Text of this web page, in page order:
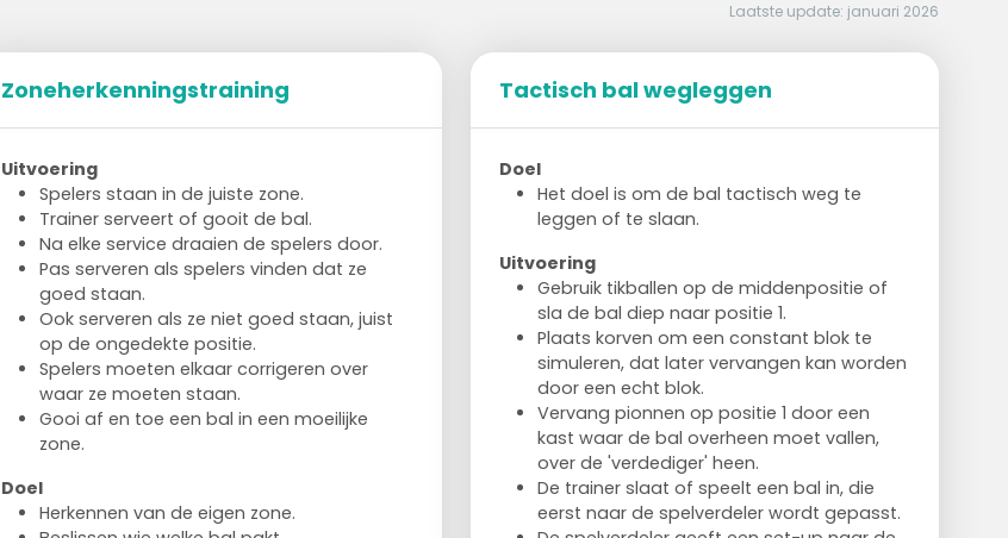
Laatste update: januari 2026
Zoneherkenningstraining
Uitvoering
Spelers staan in de juiste zone.
Trainer serveert of gooit de bal.
Na elke service draaien de spelers door.
Pas serveren als spelers vinden dat ze
goed staan.
Ook serveren als ze niet goed staan, juist
op de ongedekte positie.
Spelers moeten elkaar corrigeren over
waar ze moeten staan.
Gooi af en toe een bal in een moeilijke
zone.
Doel
Herkennen van de eigen zone.
Tactisch bal wegleggen
Doel
Het doel is om de bal tactisch weg te
leggen of te slaan.
Uitvoering
Gebruik tikballen op de middenpositie of
sla de bal diep naar positie 1.
Plaats korven om een constant blok te
simuleren, dat later vervangen kan worden
door een echt blok.
Vervang pionnen op positie 1 door een
kast waar de bal overheen moet vallen,
over de 'verdediger' heen.
De trainer slaat of speelt een bal in, die
eerst naar de spelverdeler wordt gepasst.